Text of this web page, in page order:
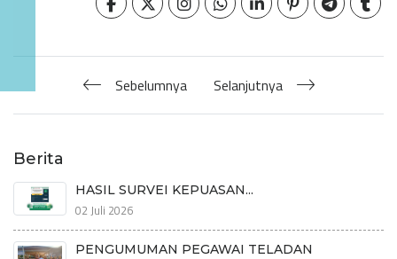
Sebelumnya Selanjutnya
Berita
HASIL SURVEI KEPUASAN...
02 Juli 2026
PENGUMUMAN PEGAWAI TELADAN